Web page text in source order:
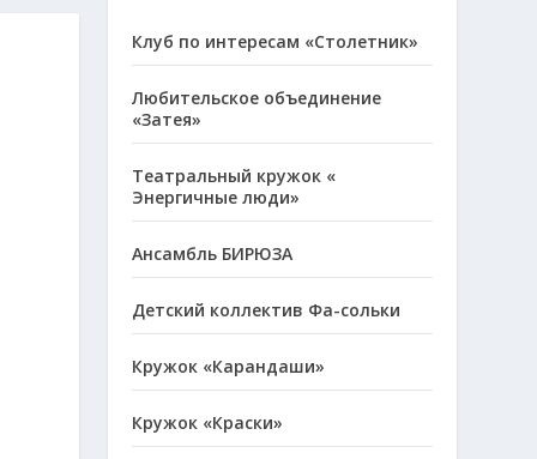
Клуб по интересам «Столетник»
Любительское объединение
«Затея»
Театральный кружок «
Энергичные люди»
Ансамбль БИРЮЗА
Детский коллектив Фа-сольки
Кружок «Карандаши»
Кружок «Краски»